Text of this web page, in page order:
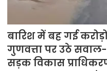
बारिश में बह गई
गुणवत्ता पर उठे सवाल-
सड़क विकास